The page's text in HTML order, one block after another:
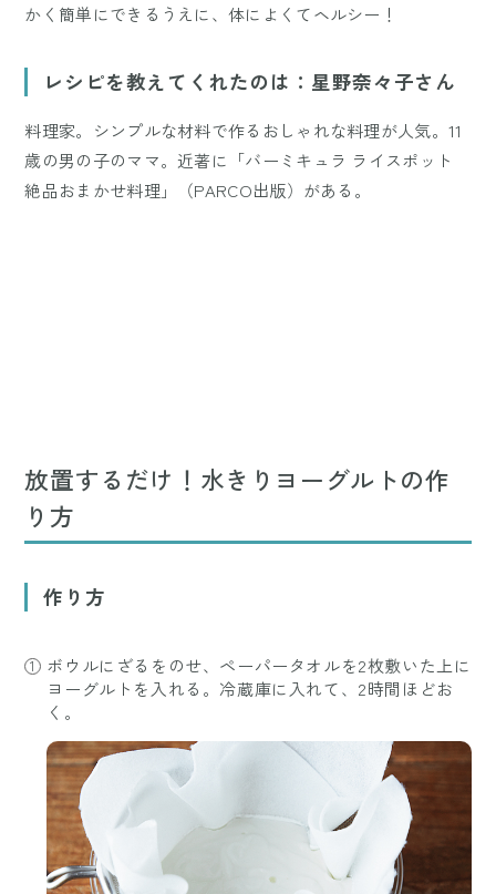
かく簡単にできるうえに、体によくてヘルシー！
レシピを教えてくれたのは：星野奈々子さん
料理家。シンプルな材料で作るおしゃれな料理が人気。11
歳の男の子のママ。近著に「バーミキュラ ライスポット
絶品おまかせ料理」（PARCO出版）がある。
放置するだけ！水きりヨーグルトの作
り方
作り方
ボウルにざるをのせ、ペーパータオルを2枚敷いた上に
ヨーグルトを入れる。冷蔵庫に入れて、2時間ほどお
く。